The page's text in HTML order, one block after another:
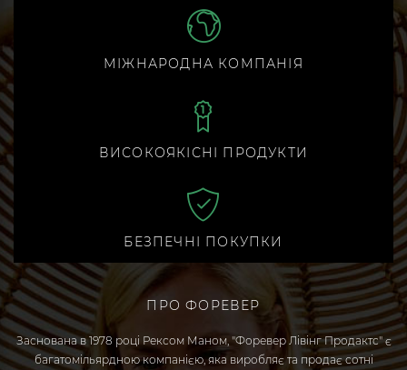
МІЖНАРОДНА КОМПАНІЯ
ВИСОКОЯКІСНІ ПРОДУКТИ
БЕЗПЕЧНІ ПОКУПКИ
ПРО ФОРЕВЕР
Заснована в 1978 році Рексом Маном, "Форевер Лівінг Продактс" є
багатомільярдною компанією, яка виробляє та продає сотні